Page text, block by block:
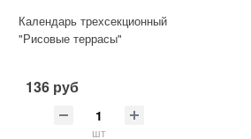
Календарь трехсекционный
"Рисовые террасы"
136 руб
шт